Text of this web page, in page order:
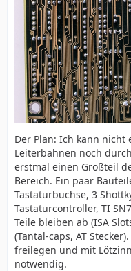
Der Plan: Ich kann nicht
Leiterbahnen noch
erstmal einen Großteil
Bereich. Ein paar
Tastaturbuchse, 3
Tastaturcontroller, TI
Teile bleiben ab (ISA
(Tantal-caps, AT
freilegen und mit
notwendig.